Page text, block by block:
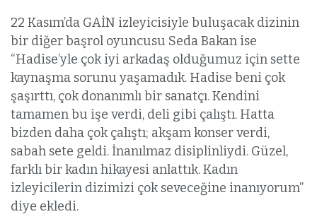
22 Kasım’da GAİN izleyicisiyle buluşacak dizinin
bir diğer başrol oyuncusu Seda Bakan ise
“Hadise’yle çok iyi arkadaş olduğumuz için sette
kaynaşma sorunu yaşamadık. Hadise beni çok
şaşırttı, çok donanımlı bir sanatçı. Kendini
tamamen bu işe verdi, deli gibi çalıştı. Hatta
bizden daha çok çalıştı; akşam konser verdi,
sabah sete geldi. İnanılmaz disiplinliydi. Güzel,
farklı bir kadın hikayesi anlattık. Kadın
izleyicilerin dizimizi çok seveceğine inanıyorum”
diye ekledi.